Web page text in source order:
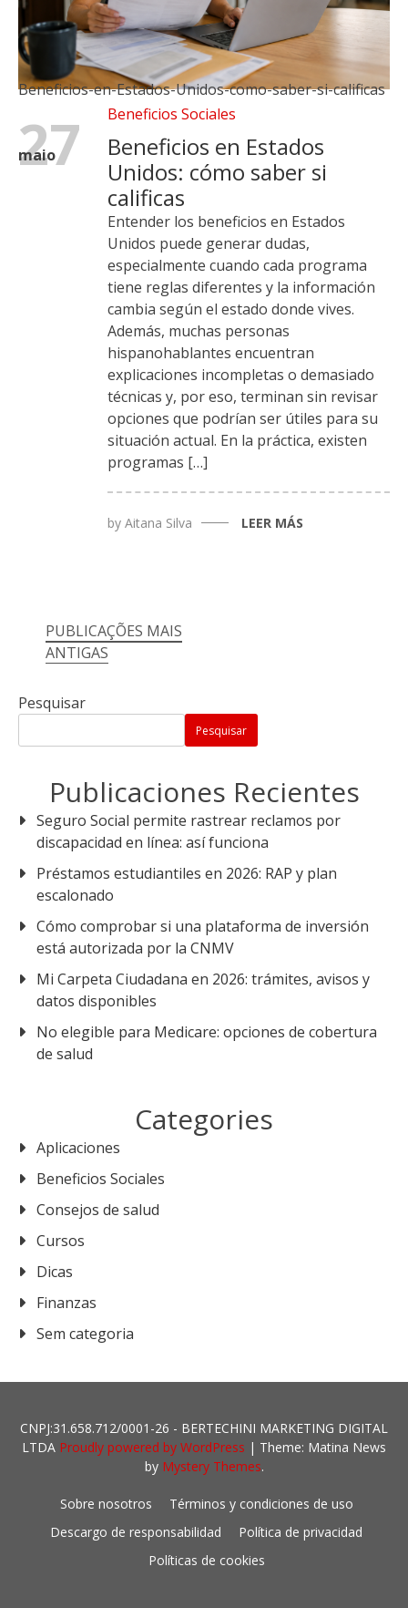
Beneficios-en-Estados-Unidos-como-saber-si-calificas
maio
27 Beneficios Sociales
Beneficios en Estados
Unidos: cómo saber si
calificas
Entender los beneficios en Estados
Unidos puede generar dudas,
especialmente cuando cada programa
tiene reglas diferentes y la información
cambia según el estado donde vives.
Además, muchas personas
hispanohablantes encuentran
explicaciones incompletas o demasiado
técnicas y, por eso, terminan sin revisar
opciones que podrían ser útiles para su
situación actual. En la práctica, existen
programas […]
byAitana Silva LEER MÁS
Navegação
por
posts
PUBLICAÇÕES MAIS
ANTIGAS
Pesquisar
Pesquisar
Publicaciones Recientes
Seguro Social permite rastrear reclamos por
discapacidad en línea: así funciona
Préstamos estudiantiles en 2026: RAP y plan
escalonado
Cómo comprobar si una plataforma de inversión
está autorizada por la CNMV
Mi Carpeta Ciudadana en 2026: trámites, avisos y
datos disponibles
No elegible para Medicare: opciones de cobertura
de salud
Categories
Aplicaciones
Beneficios Sociales
Consejos de salud
Cursos
Dicas
Finanzas
Sem categoria
CNPJ:31.658.712/0001-26 - BERTECHINI MARKETING DIGITAL
LTDA Proudly powered by WordPress | Theme: Matina News
by Mystery Themes.
Sobre nosotros
Términos y condiciones de uso
Descargo de responsabilidad
Política de privacidad
Políticas de cookies